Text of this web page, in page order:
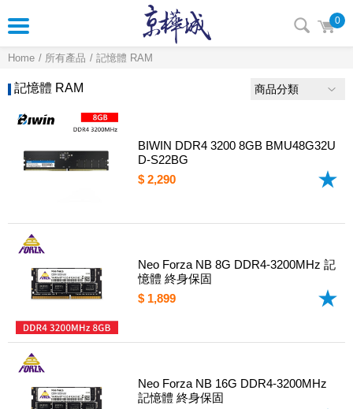
0
Home 所有產品 記憶體 RAM
記憶體 RAM 商品分類
BIWIN DDR4 3200 8GB BMU48G32U
D-S22BG
$ 2,290
Neo Forza NB 8G DDR4-3200MHz 記
憶體 終身保固
$ 1,899
Neo Forza NB 16G DDR4-3200MHz
記憶體 終身保固